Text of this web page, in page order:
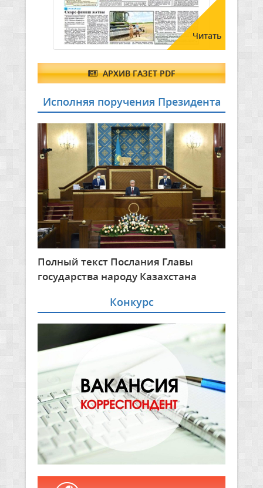
Читать
АРХИВ ГАЗЕТ PDF
Исполняя поручения Президента
Полный текст Послания Главы
государства народу Казахстана
Конкурс